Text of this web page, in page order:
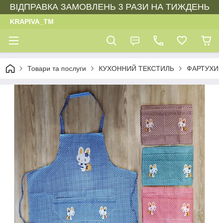
ВІДПРАВКА ЗАМОВЛЕНЬ 3 РАЗИ НА ТИЖДЕНЬ
KRAPIVA_TM
Товари та послуги КУХОННИЙ ТЕКСТИЛЬ ФАРТУХИ